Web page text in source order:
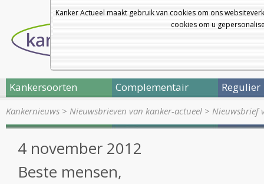
Kanker Actueel maakt gebruik van cookies om ons
cookies om u
Kankersoorten Complementair Regulier
Kankernieuws > Nieuwsbrieven van kanker-actueel > Nieuwsbrief
4 november 2012
Beste mensen,